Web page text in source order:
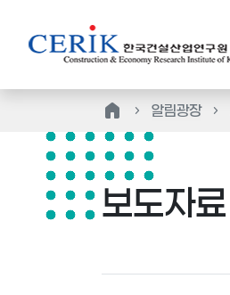
home 알림광장
보도자료